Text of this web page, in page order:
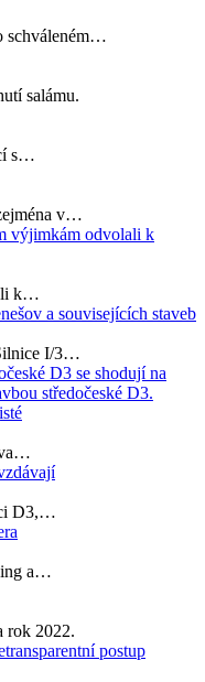
schváleném…
salámu.
s…
v…
výjimkám odvolali k
k…
a souvisejících staveb
I/3…
D3 se shodují na
středočeské D3.
D3,…
a…
rok 2022.
postup